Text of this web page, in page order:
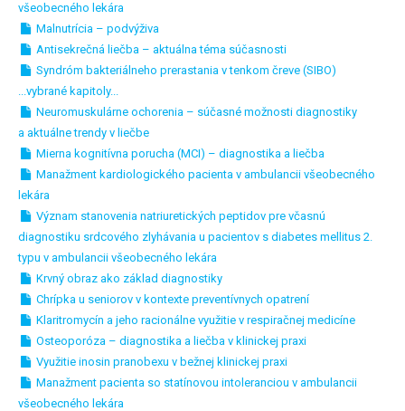
všeobecného lekára
Malnutrícia – podvýživa
Antisekrečná liečba – aktuálna téma súčasnosti
Syndróm bakteriálneho prerastania v tenkom čreve (SIBO)
...vybrané kapitoly...
Neuromuskulárne ochorenia – súčasné možnosti diagnostiky
a aktuálne trendy v liečbe
Mierna kognitívna porucha (MCI) – diagnostika a liečba
Manažment kardiologického pacienta v ambulancii všeobecného
lekára
Význam stanovenia natriuretických peptidov pre včasnú
diagnostiku srdcového zlyhávania u pacientov s diabetes mellitus 2.
typu v ambulancii všeobecného lekára
Krvný obraz ako základ diagnostiky
Chrípka u seniorov v kontexte preventívnych opatrení
Klaritromycín a jeho racionálne využitie v respiračnej medicíne
Osteoporóza – diagnostika a liečba v klinickej praxi
Využitie inosin pranobexu v bežnej klinickej praxi
Manažment pacienta so statínovou intoleranciou v ambulancii
všeobecného lekára